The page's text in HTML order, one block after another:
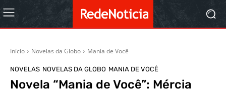
Início Novelas da Globo Mania de Você
NOVELAS NOVELAS DA GLOBO MANIA DE VOCÊ
Novela “Mania de Você”: Mércia